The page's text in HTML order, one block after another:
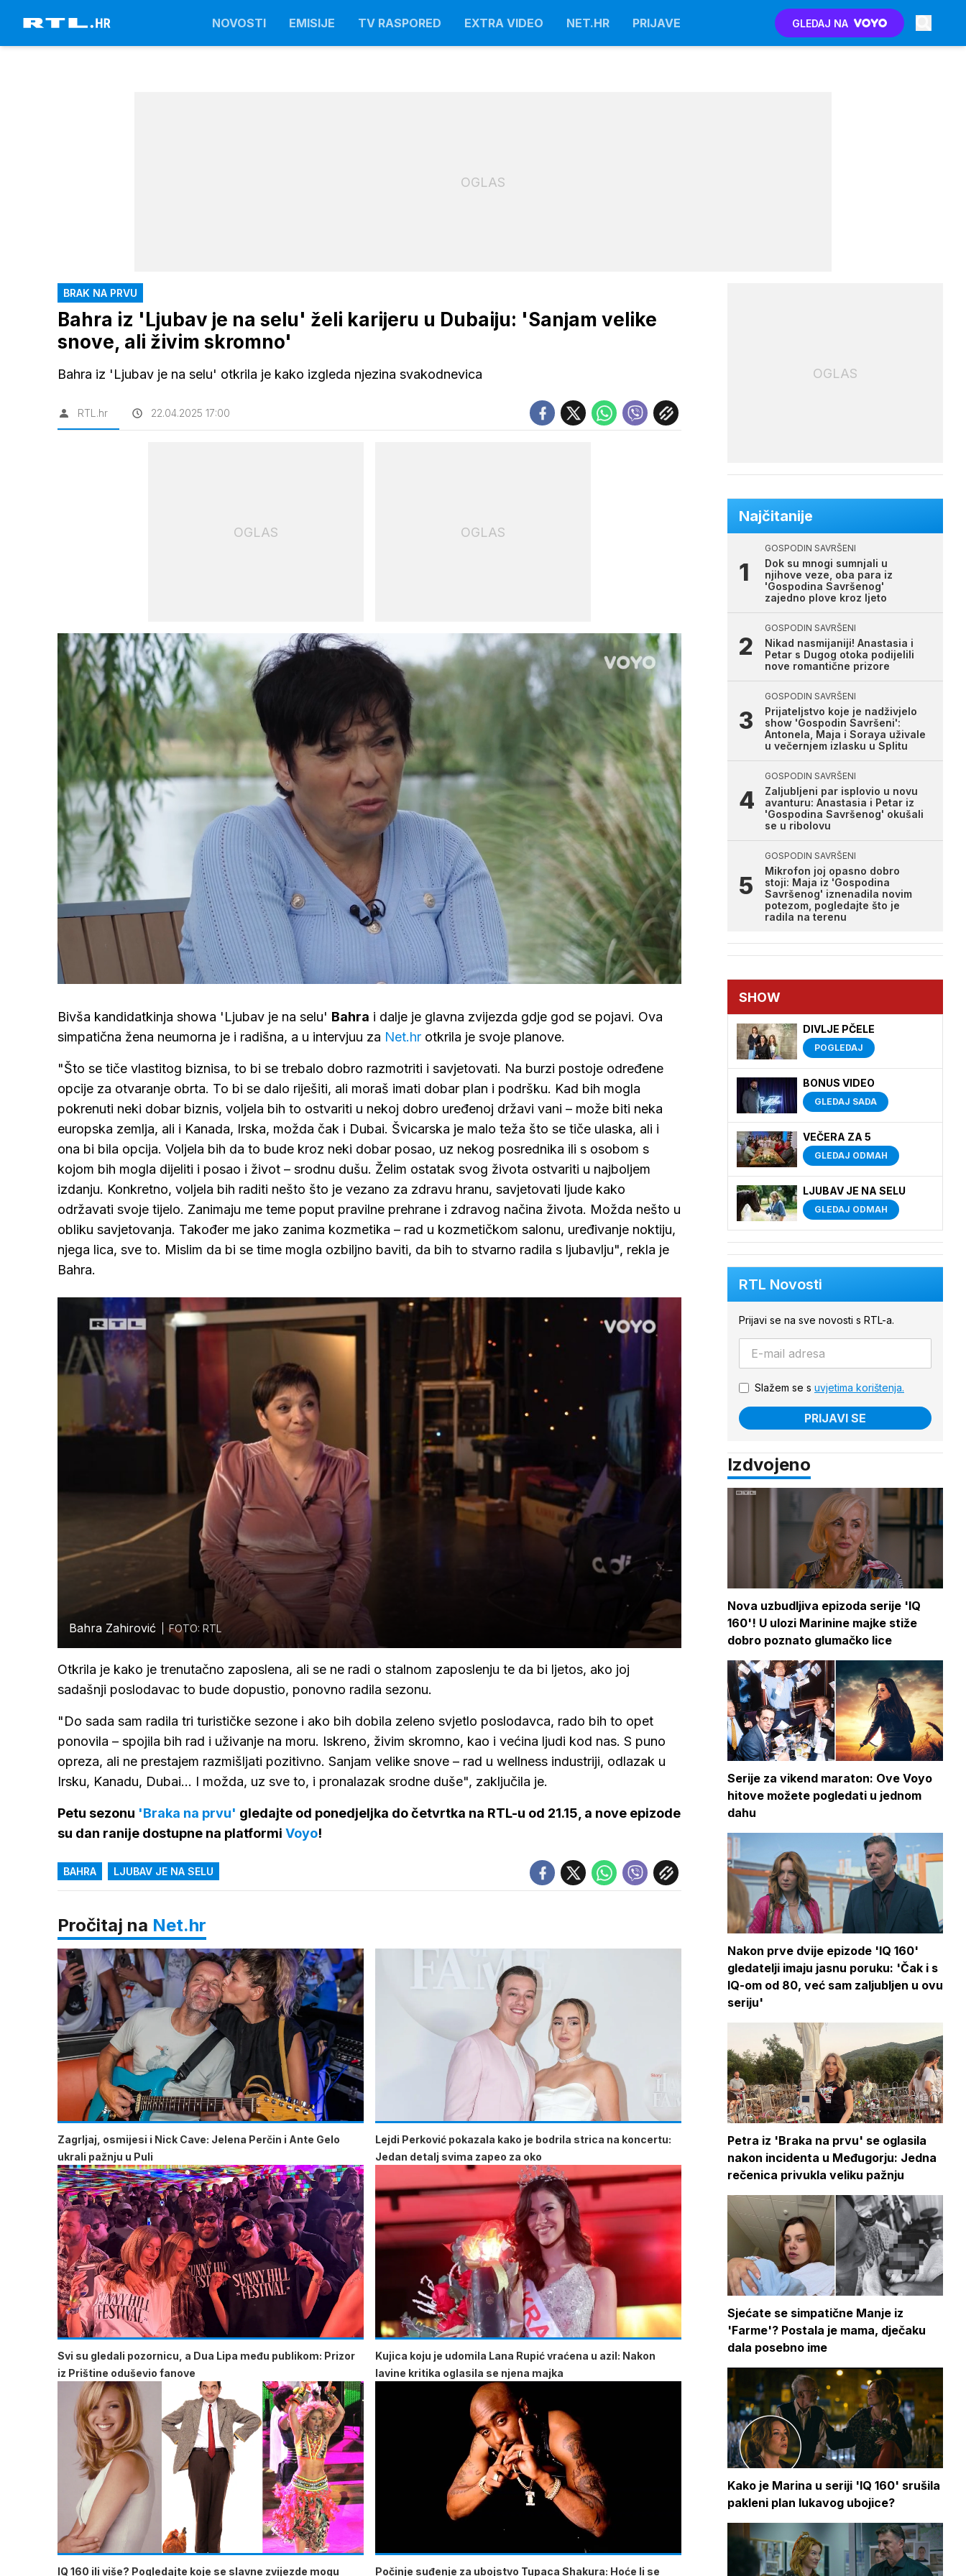
NOVOSTI EMISIJE TV RASPORED EXTRA VIDEO NET.HR PRIJAVE GLEDAJ NA
OGLAS
BRAK NA PRVU
Bahra iz 'Ljubav je na selu' želi karijeru u Dubaiju: 'Sanjam velike
snove, ali živim skromno'
Bahra iz 'Ljubav je na selu' otkrila je kako izgleda njezina svakodnevica
RTL.hr 22.04.2025 17:00
OGLAS OGLAS
zvuk
Loaded
45.09%
Bivša kandidatkinja showa 'Ljubav je na selu' Bahra i dalje je glavna zvijezda gdje god se pojavi. Ova
simpatična žena neumorna je i radišna, a u intervjuu za Net.hr otkrila je svoje planove.
"Što se tiče vlastitog biznisa, to bi se trebalo dobro razmotriti i savjetovati. Na burzi postoje određene
opcije za otvaranje obrta. To bi se dalo riješiti, ali moraš imati dobar plan i podršku. Kad bih mogla
pokrenuti neki dobar biznis, voljela bih to ostvariti u nekoj dobro uređenoj državi vani – može biti neka
europska zemlja, ali i Kanada, Irska, možda čak i Dubai. Švicarska je malo teža što se tiče ulaska, ali i
ona bi bila opcija. Voljela bih da to bude kroz neki dobar posao, uz nekog posrednika ili s osobom s
kojom bih mogla dijeliti i posao i život – srodnu dušu. Želim ostatak svog života ostvariti u najboljem
izdanju. Konkretno, voljela bih raditi nešto što je vezano za zdravu hranu, savjetovati ljude kako
održavati svoje tijelo. Zanimaju me teme poput pravilne prehrane i zdravog načina života. Možda nešto u
obliku savjetovanja. Također me jako zanima kozmetika – rad u kozmetičkom salonu, uređivanje noktiju,
njega lica, sve to. Mislim da bi se time mogla ozbiljno baviti, da bih to stvarno radila s ljubavlju", rekla je
Bahra.
Bahra Zahirović FOTO: RTL
Otkrila je kako je trenutačno zaposlena, ali se ne radi o stalnom zaposlenju te da bi ljetos, ako joj
sadašnji poslodavac to bude dopustio, ponovno radila sezonu.
"Do sada sam radila tri turističke sezone i ako bih dobila zeleno svjetlo poslodavca, rado bih to opet
ponovila – spojila bih rad i uživanje na moru. Iskreno, živim skromno, kao i većina ljudi kod nas. S puno
opreza, ali ne prestajem razmišljati pozitivno. Sanjam velike snove – rad u wellness industriji, odlazak u
Irsku, Kanadu, Dubai... I možda, uz sve to, i pronalazak srodne duše", zaključila je.
Petu sezonu 'Braka na prvu' gledajte od ponedjeljka do četvrtka na RTL-u od 21.15, a nove epizode
su dan ranije dostupne na platformi Voyo!
BAHRA LJUBAV JE NA SELU
Pročitaj na Net.hr
Zagrljaj, osmijesi i Nick Cave: Jelena Perčin i Ante Gelo
ukrali pažnju u Puli
Lejdi Perković pokazala kako je bodrila strica na koncertu:
Jedan detalj svima zapeo za oko
Svi su gledali pozornicu, a Dua Lipa među publikom: Prizor
iz Prištine oduševio fanove
Kujica koju je udomila Lana Rupić vraćena u azil: Nakon
lavine kritika oglasila se njena majka
IQ 160 ili više? Pogledajte koje se slavne zvijezde mogu Počinje suđenje za ubojstvo Tupaca Shakura: Hoće li se
OGLAS
Najčitanije
GOSPODIN SAVRŠENI
Dok su mnogi sumnjali u
njihove veze, oba para iz
'Gospodina Savršenog'
zajedno plove kroz ljeto
GOSPODIN SAVRŠENI
Nikad nasmijaniji! Anastasia i
Petar s Dugog otoka podijelili
nove romantične prizore
GOSPODIN SAVRŠENI
Prijateljstvo koje je nadživjelo
show 'Gospodin Savršeni':
Antonela, Maja i Soraya uživale
u večernjem izlasku u Splitu
GOSPODIN SAVRŠENI
Zaljubljeni par isplovio u novu
avanturu: Anastasia i Petar iz
'Gospodina Savršenog' okušali
se u ribolovu
GOSPODIN SAVRŠENI
Mikrofon joj opasno dobro
stoji: Maja iz 'Gospodina
Savršenog' iznenadila novim
potezom, pogledajte što je
radila na terenu
SHOW
DIVLJE PČELE
POGLEDAJ
BONUS VIDEO
GLEDAJ SADA
VEČERA ZA 5
GLEDAJ ODMAH
LJUBAV JE NA SELU
GLEDAJ ODMAH
RTL Novosti
Prijavi se na sve novosti s RTL-a.
Slažem se s uvjetima korištenja.
PRIJAVI SE
Izdvojeno
Nova uzbudljiva epizoda serije 'IQ
160'! U ulozi Marinine majke stiže
dobro poznato glumačko lice
Serije za vikend maraton: Ove Voyo
hitove možete pogledati u jednom
dahu
Nakon prve dvije epizode 'IQ 160'
gledatelji imaju jasnu poruku: 'Čak i s
IQ-om od 80, već sam zaljubljen u ovu
seriju'
Petra iz 'Braka na prvu' se oglasila
nakon incidenta u Međugorju: Jedna
rečenica privukla veliku pažnju
Sjećate se simpatične Manje iz
'Farme'? Postala je mama, dječaku
dala posebno ime
Kako je Marina u seriji 'IQ 160' srušila
pakleni plan lukavog ubojice?